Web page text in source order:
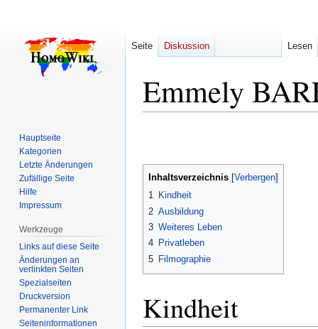
Emmely
springen
springen
Inhaltsverzeichnis
1 Kindheit
2 Ausbildung
3 Weiteres Leben
4 Privatleben
5 Filmographie
Kindheit
Seite Diskussion Lesen
Hauptseite
Kategorien
Letzte Änderungen
Zufällige Seite
Hilfe
Impressum
Werkzeuge
Links auf diese Seite
Änderungen an
verlinkten Seiten
Spezialseiten
Druckversion
Permanenter Link
Seiten­­informationen